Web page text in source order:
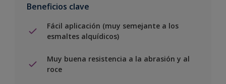
Beneficios clave
Fácil aplicación (muy semejante a los
esmaltes alquídicos)
Muy buena resistencia a la abrasión y al
roce